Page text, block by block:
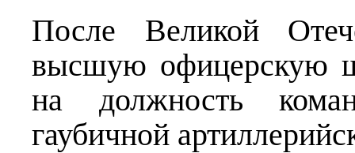
После Великой
высшую офицерскую
на должность
гаубичной